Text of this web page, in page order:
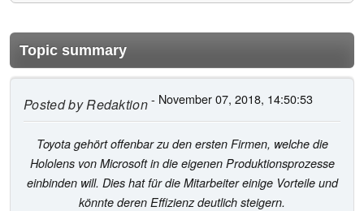
Topic summary
Posted byRedaktion- November 07, 2018, 14:50:53
Toyota gehört offenbar zu den ersten Firmen, welche die
Hololens von Microsoft in die eigenen Produktionsprozesse
einbinden will. Dies hat für die Mitarbeiter einige Vorteile und
könnte deren Effizienz deutlich steigern.